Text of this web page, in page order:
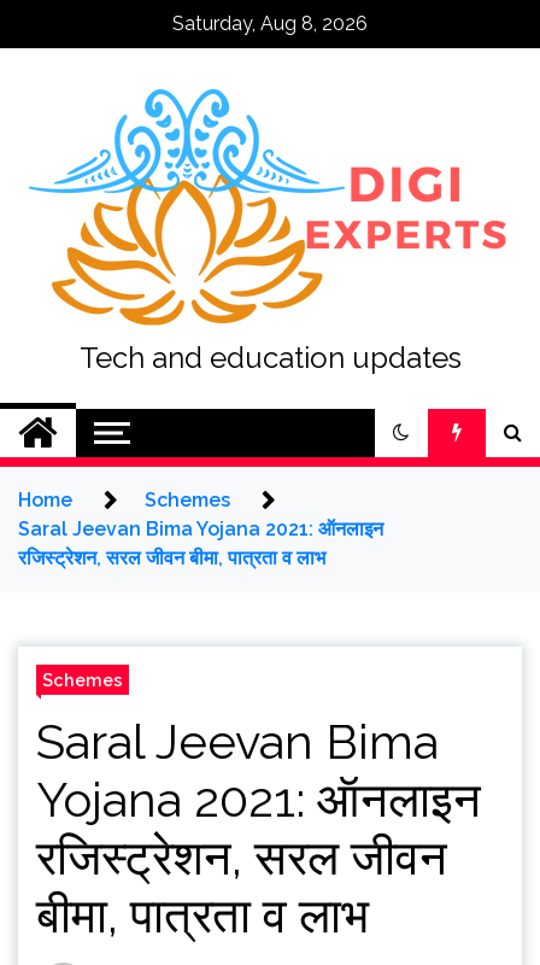
Saturday, Aug 8, 2026
Tech and education updates
Home
Schemes
Saral Jeevan Bima Yojana 2021: ऑनलाइन
रजिस्ट्रेशन, सरल जीवन बीमा, पात्रता व लाभ
Schemes
Saral Jeevan Bima
Yojana 2021: ऑनलाइन
रजिस्ट्रेशन, सरल जीवन
बीमा, पात्रता व लाभ